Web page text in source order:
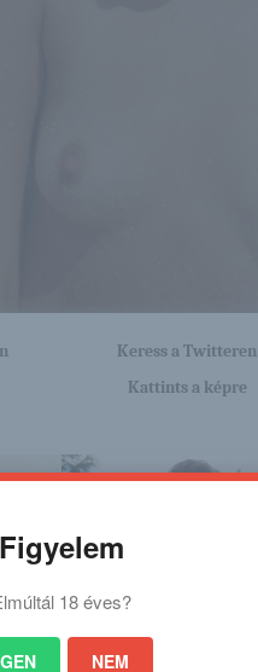
Keress a Twitteren
Kattints a képre
Figyelem
18 éves?
NEM